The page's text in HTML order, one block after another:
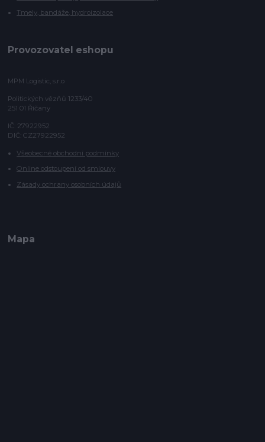
Tmely, bandáže, hydroizolace
Provozovatel eshopu
MPM Logistic, s.r.o
Politických vězňů 1233/40
251 01 Říčany
IČ: 27922952
DIČ: CZ27922952
Všeobecné obchodní podmínky
Online odstoupení od smlouvy
Zásady ochrany osobních údajů
Mapa